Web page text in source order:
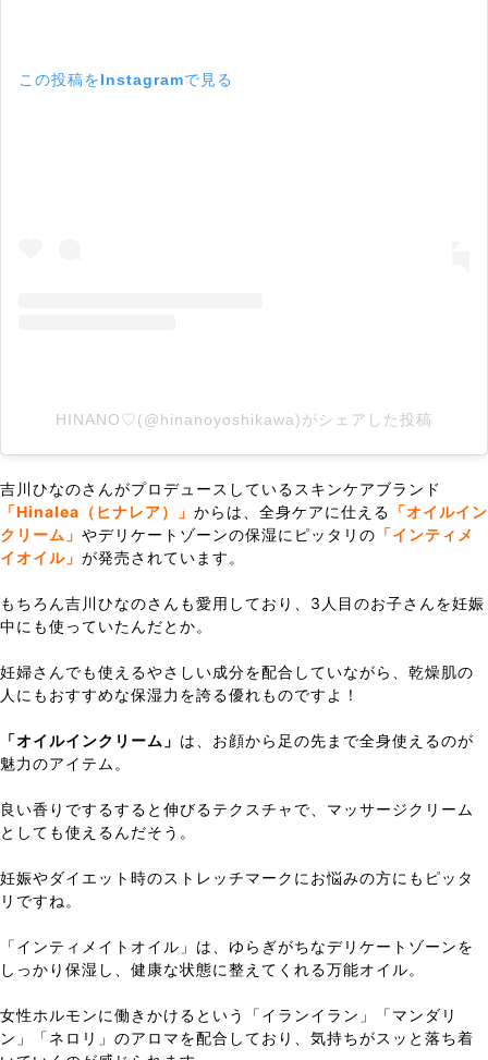
この投稿をInstagramで見る
HINANO♡(@hinanoyoshikawa)がシェアした投稿
吉川ひなのさんがプロデュースしているスキンケアブランド
「Hinalea（ヒナレア）」 からは、全身ケアに仕える 「オイルイン
クリーム」 やデリケートゾーンの保湿にピッタリの 「インティメ
イオイル」 が発売されています。
もちろん吉川ひなのさんも愛用しており、3人目のお子さんを妊娠
中にも使っていたんだとか。
妊婦さんでも使えるやさしい成分を配合していながら、乾燥肌の
人にもおすすめな保湿力を誇る優れものですよ！
「オイルインクリーム」 は、お顔から足の先まで全身使えるのが
魅力のアイテム。
良い香りでするすると伸びるテクスチャで、マッサージクリーム
としても使えるんだそう。
妊娠やダイエット時のストレッチマークにお悩みの方にもピッタ
リですね。
「インティメイトオイル」は、ゆらぎがちなデリケートゾーンを
しっかり保湿し、健康な状態に整えてくれる万能オイル。
女性ホルモンに働きかけるという「イランイラン」「マンダリ
ン」「ネロリ」のアロマを配合しており、気持ちがスッと落ち着